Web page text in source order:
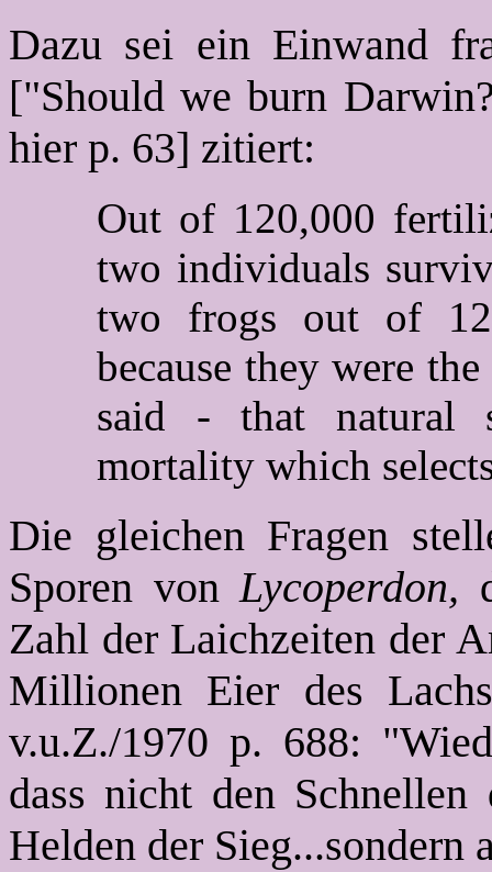
Dazu sei ein Einwand
["Should we burn
hier p. 63] zitiert:
Out of 120,000
two individuals
two frogs out of
because they were
said - that natural
mortality which
Die gleichen Fragen
Sporen vonLycoperdon,
Zahl der Laichzeiten der
Millionen Eier des
v.u.Z./1970 p. 688:
dass nicht den
Helden der